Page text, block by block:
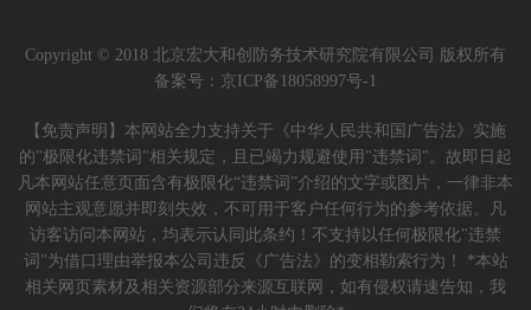
Copyright © 2018 北京宏大和创防务技术研究院有限公司 版权所有
备案号： 京ICP备18058997号-1
【免责声明】本网站全力支持关于《中华人民共和国广告法》实施
的"极限化违禁词"相关规定，且已竭力规避使用"违禁词"。故即日起
凡本网站任意页面含有极限化“违禁词”介绍的文字或图片，一律非本
网站主观意愿并即刻失效，不可用于客户任何行为的参考依据。凡
访客访问本网站，均表示认同此条约！不支持以任何极限化"违禁
词"为借口理由举报本公司违反《广告法》的变相勒索行为！ *本站
相关网页素材及相关资源部分来源互联网，如有侵权请速告知，我